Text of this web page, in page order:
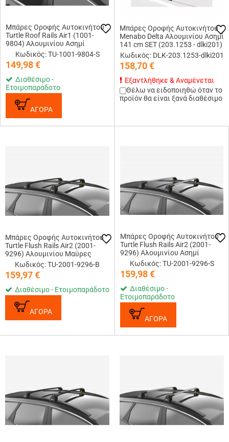
Μπάρες Οροφής Αυτοκινήτου
Turtle Roof Rails Air1 (1001-
9804) Αλουμινίου Ασημί
Κωδικός: TU-1001-9804-S
149,98€
Διαθέσιμο -
Ετοιμοπαράδοτο
ΑΓΟΡΑ
Μπάρες Οροφής Αυτοκινήτου
Menabo Delta Αλουμινίου Ασημί
141 cm SET (203.1253 - dlki201)
Κωδικός: DLK-203.1253-dlki201
158,70€
Εξαντλήθηκε & Αναμένεται
Θέλω να ειδοποιηθώ όταν το
προϊόν θα είναι ξανά διαθέσιμο
Μπάρες Οροφής Αυτοκινήτου
Turtle Flush Rails Air2 (2001-
9296) Αλουμινίου Μαύρες
Κωδικός: TU-2001-9296-B
159,97€
Διαθέσιμο - Ετοιμοπαράδοτο
ΑΓΟΡΑ
Μπάρες Οροφής Αυτοκινήτου
Turtle Flush Rails Air2 (2001-
9296) Αλουμινίου Ασημί
Κωδικός: TU-2001-9296-S
159,98€
Διαθέσιμο -
Ετοιμοπαράδοτο
ΑΓΟΡΑ